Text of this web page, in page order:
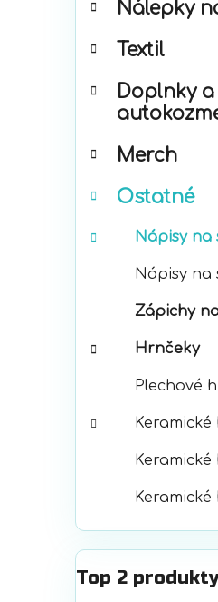
ó
i
Nálepky
Textil
Doplnky a
Merch
Ostatné
Nápisy na
Nápisy na
Zápichy
Hrnčeky
Plechové
Top 2 produkty